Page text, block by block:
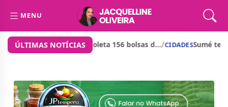
MENU
ÚLTIMAS NOTÍCIAS
com investimento de cerca d... /CIDADESPrefeito de São José